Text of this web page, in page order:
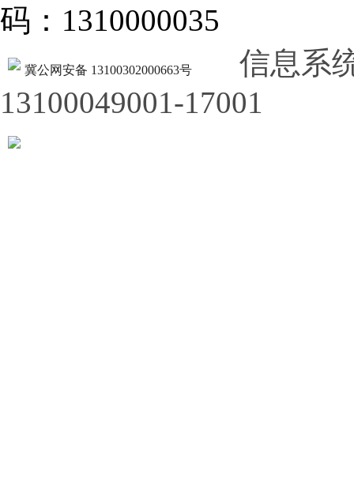
码：1310000035
冀公网安备 13100302000663号
信息系
13100049001-17001